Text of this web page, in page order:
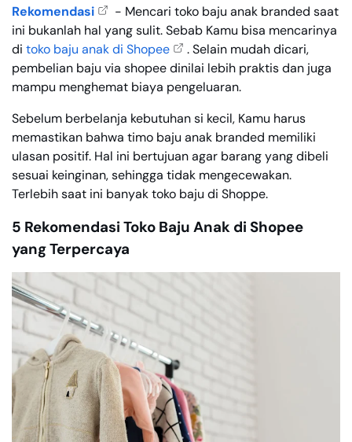
Rekomendasi
- Mencari toko baju anak branded saat
ini bukanlah hal yang sulit. Sebab Kamu bisa mencarinya
di toko baju anak di Shopee
. Selain mudah dicari,
pembelian baju via shopee dinilai lebih praktis dan juga
mampu menghemat biaya pengeluaran.
Sebelum berbelanja kebutuhan si kecil, Kamu harus
memastikan bahwa timo baju anak branded memiliki
ulasan positif. Hal ini bertujuan agar barang yang dibeli
sesuai keinginan, sehingga tidak mengecewakan.
Terlebih saat ini banyak toko baju di Shoppe.
5 Rekomendasi Toko Baju Anak di Shopee
yang Terpercaya